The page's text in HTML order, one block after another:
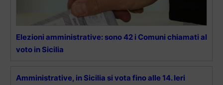
Elezioni amministrative: sono 42 i Comuni chiamati al
voto in Sicilia
Amministrative, in Sicilia si vota fino alle 14. Ieri